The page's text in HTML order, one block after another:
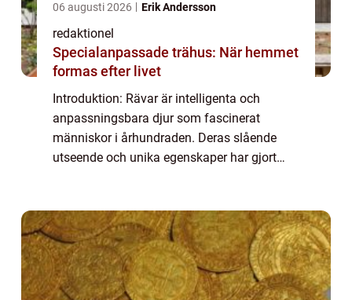
06 augusti 2026 Erik Andersson
redaktionel
Specialanpassade trähus: När hemmet
formas efter livet
Introduktion: Rävar är intelligenta och
anpassningsbara djur som fascinerat
människor i århundraden. Deras slående
utseende och unika egenskaper har gjort
utforska ...